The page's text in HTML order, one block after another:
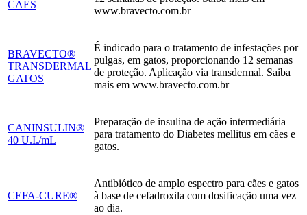
CÃES
www.bravecto.com.br
BRAVECTO®
TRANSDERMAL
GATOS
É indicado para o tratamento de infestações por
pulgas, em gatos, proporcionando 12 semanas
de proteção. Aplicação via transdermal. Saiba
mais em www.bravecto.com.br
CANINSULIN®
40 U.I./mL
Preparação de insulina de ação intermediária
para tratamento do Diabetes mellitus em cães e
gatos.
CEFA-CURE®
Antibiótico de amplo espectro para cães e gatos
à base de cefadroxila com dosificação uma vez
ao dia.